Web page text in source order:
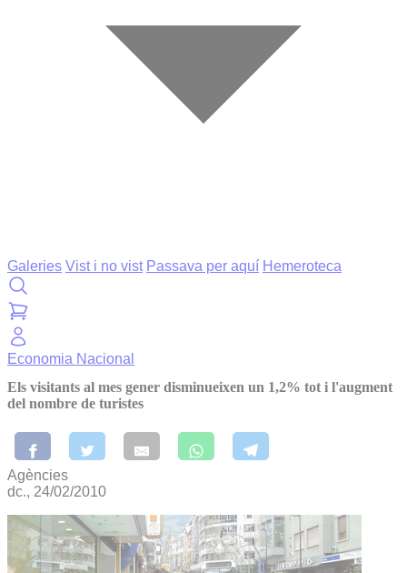
Galeries Vist i no vist Passava per aquí Hemeroteca
Economia Nacional
Els visitants al mes gener disminueixen un 1,2% tot i l'augment
del nombre de turistes
Agències
dc., 24/02/2010